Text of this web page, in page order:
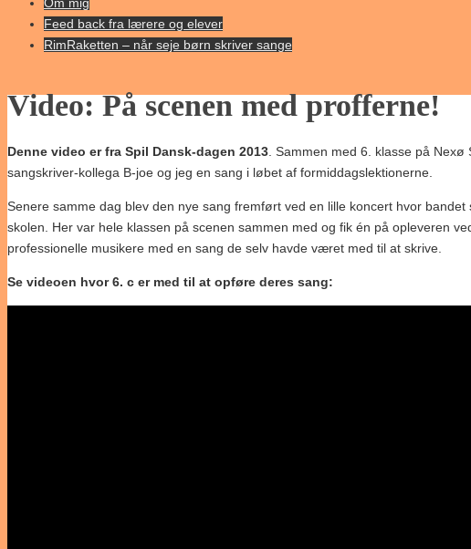
contentFeed back fra lærere og elever
RimRaketten – når seje børn skriver sange
Video: På scenen med profferne!
Denne video er fra Spil Dansk-dagen 2013. Sammen med 6. klasse på Nexø
sangskriver-kollega B-joe og jeg en sang i løbet af formiddagslektionerne.
Senere samme dag blev den nye sang fremført ved en lille koncert hvor bandet
skolen. Her var hele klassen på scenen sammen med og fik én på opleveren
professionelle musikere med en sang de selv havde været med til at skrive.
Se videoen hvor 6. c er med til at opføre deres sang: